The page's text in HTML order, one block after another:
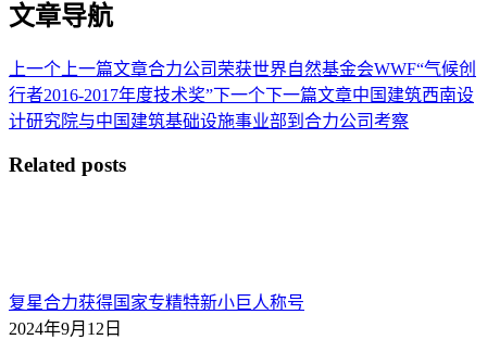
文章导航
上一个 上一篇文章合力公司荣获世界自然基金会WWF“气候创
行者2016-2017年度技术奖”下一个下一篇文章中国建筑西南设
计研究院与中国建筑基础设施事业部到合力公司考察
Related posts
复星合力获得国家专精特新小巨人称号
2024年9月12日